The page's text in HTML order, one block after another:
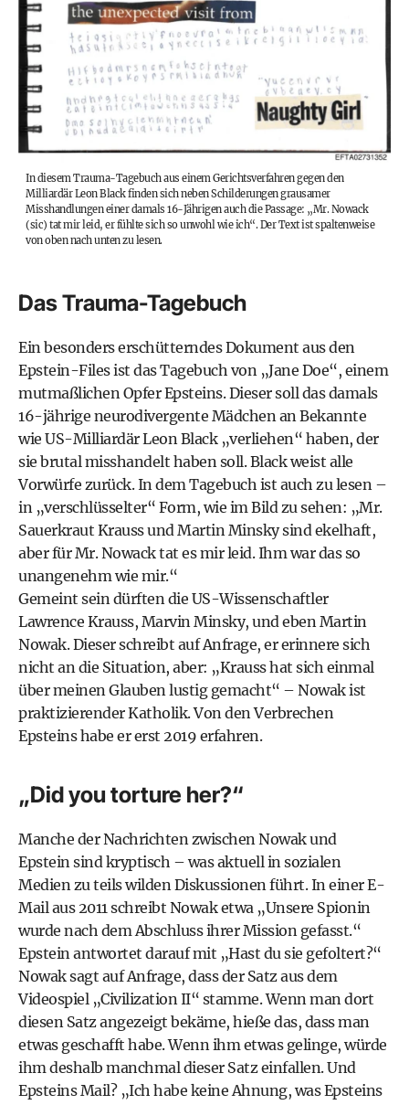
In diesem Trauma-Tagebuch aus einem Gerichtsverfahren gegen den
Milliardär Leon Black finden sich neben Schilderungen grausamer
Misshandlungen einer damals 16-Jährigen auch die Passage: „Mr. Nowack
(sic) tat mir leid, er fühlte sich so unwohl wie ich“. Der Text ist spaltenweise
von oben nach unten zu lesen.
Das Trauma-Tagebuch
Ein besonders erschütterndes Dokument aus den
Epstein-Files ist dasTagebuch von „Jane Doe“, einem
mutmaßlichen Opfer Epsteins. Dieser soll das damals
16-jährige neurodivergente Mädchen an Bekannte
wie US-Milliardär Leon Black „verliehen“ haben, der
sie brutal misshandelt haben soll. Black weist alle
Vorwürfe zurück. In dem Tagebuch ist auch zu lesen –
in „verschlüsselter“ Form, wie im Bild zu sehen: „Mr.
Sauerkraut Krauss und Martin Minsky sind ekelhaft,
aber für Mr. Nowack tat es mir leid. Ihm war das so
unangenehm wie mir.“
Gemeint sein dürften die US-Wissenschaftler
Lawrence Krauss, Marvin Minsky, und eben Martin
Nowak. Dieser schreibt auf Anfrage, er erinnere sich
nicht an die Situation, aber: „Krauss hat sich einmal
über meinen Glauben lustig gemacht“ – Nowak ist
praktizierender Katholik. Von den Verbrechen
Epsteins habe er erst 2019 erfahren.
„Did you torture her?“
Manche der Nachrichten zwischen Nowak und
Epstein sind kryptisch – was aktuell in sozialen
Medien zu teils wilden Diskussionen führt.In einer E-
Mail aus 2011 schreibt Nowak etwa „Unsere Spionin
wurde nach dem Abschluss ihrer Mission gefasst.“
Epstein antwortet darauf mit „Hast du sie gefoltert?“
Nowak sagt auf Anfrage, dass der Satz aus dem
Videospiel „Civilization II“ stamme. Wenn man dort
diesen Satz angezeigt bekäme, hieße das, dass man
etwas geschafft habe. Wenn ihm etwas gelinge, würde
ihm deshalb manchmal dieser Satz einfallen. Und
Epsteins Mail? „Ich habe keine Ahnung, was Epsteins